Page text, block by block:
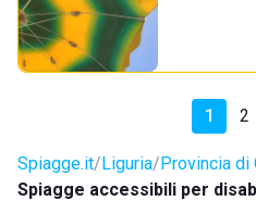
1 2
Spiagge.it Liguria Provincia di
Spiagge accessibili per